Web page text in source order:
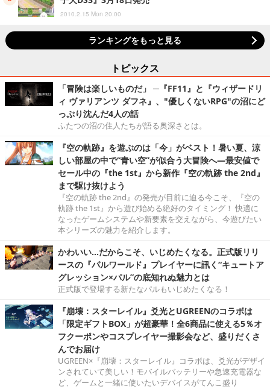
2010.2.15 Mon 20:00
ランキングをもっと見る
トピックス
「冒険は楽しいものだ」 ─『FF11』と『ウィザードリ
ィ ヴァリアンツ ダフネ』、"優しくないRPG"の沼にど
っぷり沈んだ4人の話
ふたつの沼の住人たちが語る奥深さとは。
『空の軌跡』を遊ぶのは「今」がベスト！暑い夏、涼
しい部屋の中で“青い空”が似合う大冒険へ―最安値で
セール中の『the 1st』から新作『空の軌跡 the 2nd』
まで駆け抜けよう
『空の軌跡 the 2nd』の発売が目前に迫る今こそ、『空の
軌跡 the 1st』から遊び始める絶好のタイミング！ 快適に
なったゲームシステムや新要素を交えながら、今遊びたい
本シリーズの魅力を紹介します。
かわいい…だからこそ、いじめたくなる。正式版リリ
ースの『パルワールド』プレイヤーに訊く“キュートア
グレッション×パル”の底知れぬ魅力とは
正式版で登場する新たなパルもいじめたくなる！
『崩壊：スターレイル』爻光とUGREENのコラボは
「限定ギフトBOX」が超豪華！全6商品に使える5％オ
フクーポンやコスプレイヤー撮影会など、盛りだくさ
んでお届け
UGREEN×『崩壊：スターレイル』コラボは、爻光がデザイ
ンされていて美しい！モバイルバッテリーや急速充電器な
ど、ゲームと一緒に使いたいデバイスがてんこ盛り